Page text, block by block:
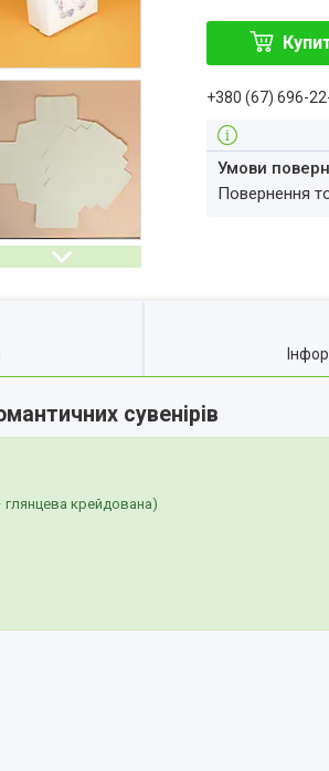
+380 (67) 696-
повернення
сувенірів
крейдована)